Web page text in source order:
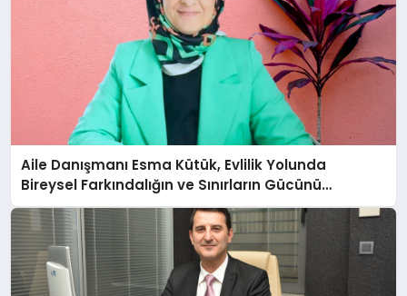
Aile Danışmanı Esma Kütük, Evlilik Yolunda
Bireysel Farkındalığın ve Sınırların Gücünü
Anlatıyor